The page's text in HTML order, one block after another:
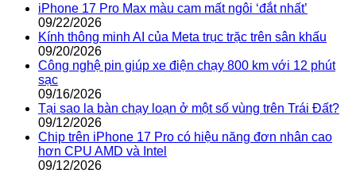
iPhone 17 Pro Max màu cam mất ngôi ‘đắt nhất’
09/22/2026
Kính thông minh AI của Meta trục trặc trên sân khấu
09/20/2026
Công nghệ pin giúp xe điện chạy 800 km với 12 phút
sạc
09/16/2026
Tại sao la bàn chạy loạn ở một số vùng trên Trái Đất?
09/12/2026
Chip trên iPhone 17 Pro có hiệu năng đơn nhân cao
hơn CPU AMD và Intel
09/12/2026